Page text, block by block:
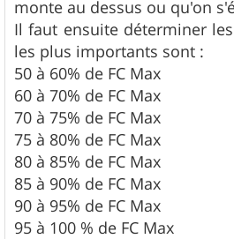
monte au dessus ou qu'on
Il faut ensuite déterminer
les plus importants sont :
50 à 60% de FC Max
60 à 70% de FC Max
70 à 75% de FC Max
75 à 80% de FC Max
80 à 85% de FC Max
85 à 90% de FC Max
90 à 95% de FC Max
95 à 100 % de FC Max